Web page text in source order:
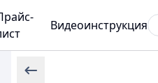
Видеоинструкция